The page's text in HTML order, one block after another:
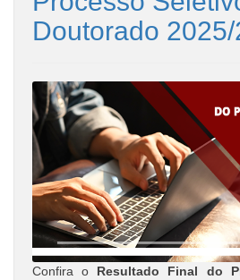
Doutorado 2025/
Confira o Resultado Final do